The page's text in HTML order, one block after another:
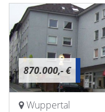
870.000,- €
Wuppertal